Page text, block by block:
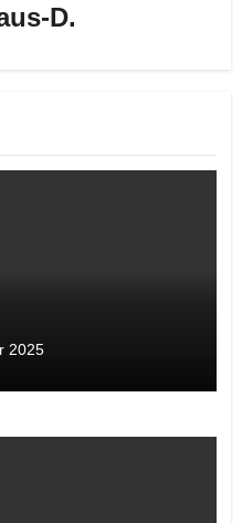
D.
2025